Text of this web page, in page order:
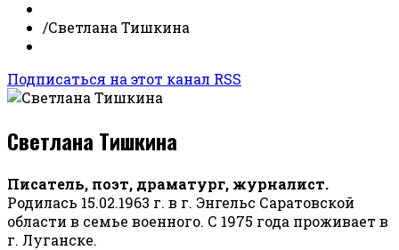
/Светлана Тишкина
Подписаться на этот канал RSS
Светлана Тишкина
Писатель, поэт, драматург, журналист.
Родилась 15.02.1963 г. в г. Энгельс Саратовской
области в семье военного. С 1975 года проживает в
г. Луганске.